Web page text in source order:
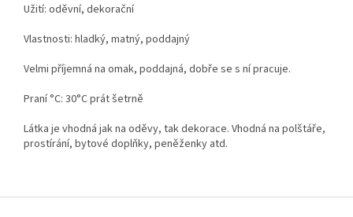
Užití: oděvní, dekorační
Vlastnosti: hladký, matný, poddajný
Velmi příjemná na omak, poddajná, dobře se s ní pracuje.
Praní °C: 30°C prát šetrně
Látka je vhodná jak na oděvy, tak dekorace. Vhodná na polštáře,
prostírání, bytové doplňky, peněženky atd.